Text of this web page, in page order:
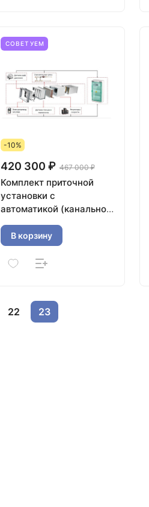
СОВЕТУЕМ
-10%
420 300 ₽ 467 000 ₽
Комплект приточной
установки с
автоматикой (канальное
исполнение) 80-50
В корзину
22 23